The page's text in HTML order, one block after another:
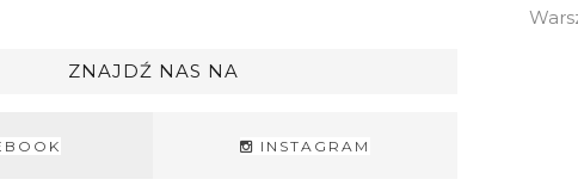
ZNAJDŹ NAS NA
INSTAGRAM